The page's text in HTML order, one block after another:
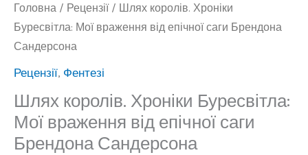
Головна / Рецензії/ Шлях королів. Хроніки
Буресвітла: Мої враження від епічної саги Брендона
Сандерсона
Рецензії, Фентезі
Шлях королів. Хроніки Буресвітла:
Мої враження від епічної саги
Брендона Сандерсона